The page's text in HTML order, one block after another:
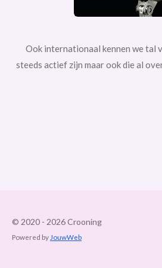
Ook internationaal kennen we tal
steeds actief zijn maar ook die al
© 2020 - 2026 Crooning
Powered by JouwWeb